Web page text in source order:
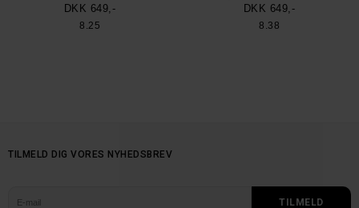
DKK 649,-
8.25
DKK 649,-
8.38
TILMELD DIG VORES NYHEDSBREV